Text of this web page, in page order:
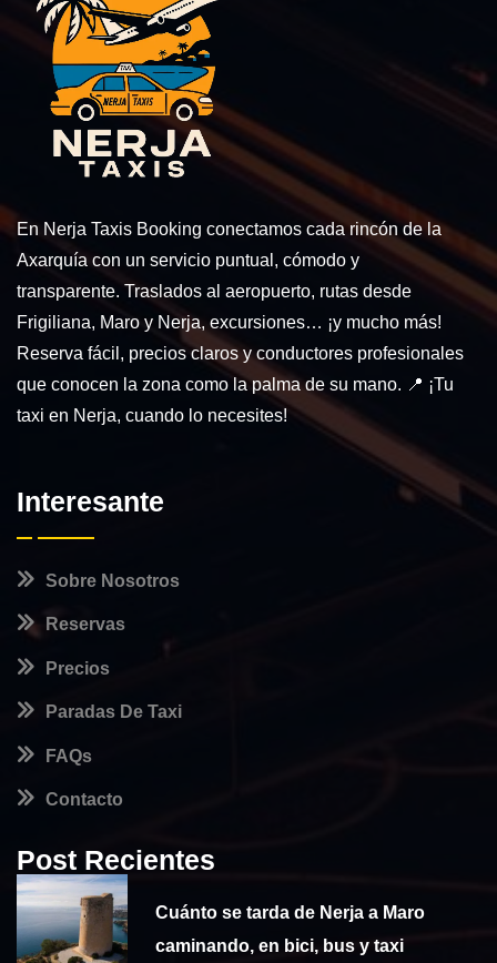
En Nerja Taxis Booking conectamos cada rincón de la
Axarquía con un servicio puntual, cómodo y
transparente. Traslados al aeropuerto, rutas desde
Frigiliana, Maro y Nerja, excursiones… ¡y mucho más!
Reserva fácil, precios claros y conductores profesionales
que conocen la zona como la palma de su mano. 📍 ¡Tu
taxi en Nerja, cuando lo necesites!
Interesante
Sobre Nosotros
Reservas
Precios
Paradas De Taxi
FAQs
Contacto
Post Recientes
Cuánto se tarda de Nerja a Maro
caminando, en bici, bus y taxi